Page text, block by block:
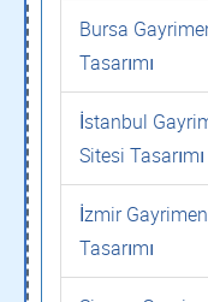
Bursa
Tasarımı
İstanbul
Sitesi Tasarımı
İzmir
Tasarımı